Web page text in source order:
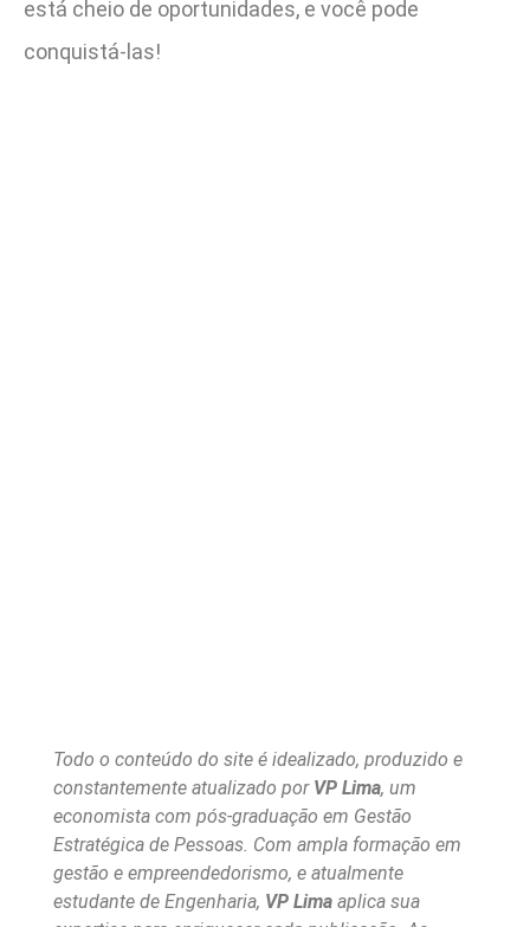
está cheio de oportunidades, e você pode
conquistá-las!
Todo o conteúdo do site é idealizado, produzido e
constantemente atualizado por VP Lima, um
economista com pós-graduação em Gestão
Estratégica de Pessoas. Com ampla formação em
gestão e empreendedorismo, e atualmente
estudante de Engenharia, VP Lima aplica sua